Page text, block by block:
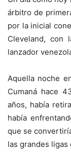
árbitro de
por la inicial
Cleveland,
lanzador
Aquella noche
Cumaná hace
años, había
había
que se
las grandes